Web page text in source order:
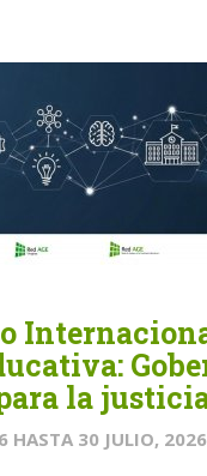
la
HASTA 30 JULIO, 2026